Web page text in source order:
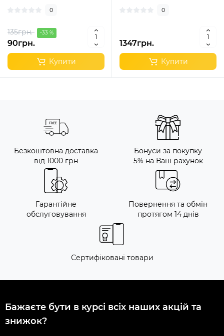
0
135грн. -33 %
90грн.
Купити
0
1347грн.
Купити
Безкоштовна доставка
від 1000 грн
Бонуси за покупку
5% на Ваш рахунок
Гарантійне
обслуговування
Повернення та обмін
протягом 14 днів
Сертифіковані товари
Бажаєте бути в курсі всіх наших акцій та
знижок?